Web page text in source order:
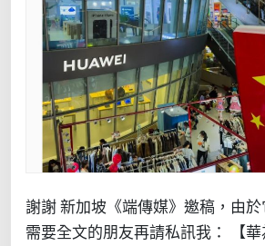
謝謝 新加坡《端傳媒》邀稿，由於
需要全文的朋友再請私訊我： 【